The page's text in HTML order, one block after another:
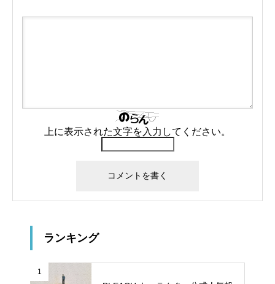
上に表示された文字を入力してください。
ランキング
1